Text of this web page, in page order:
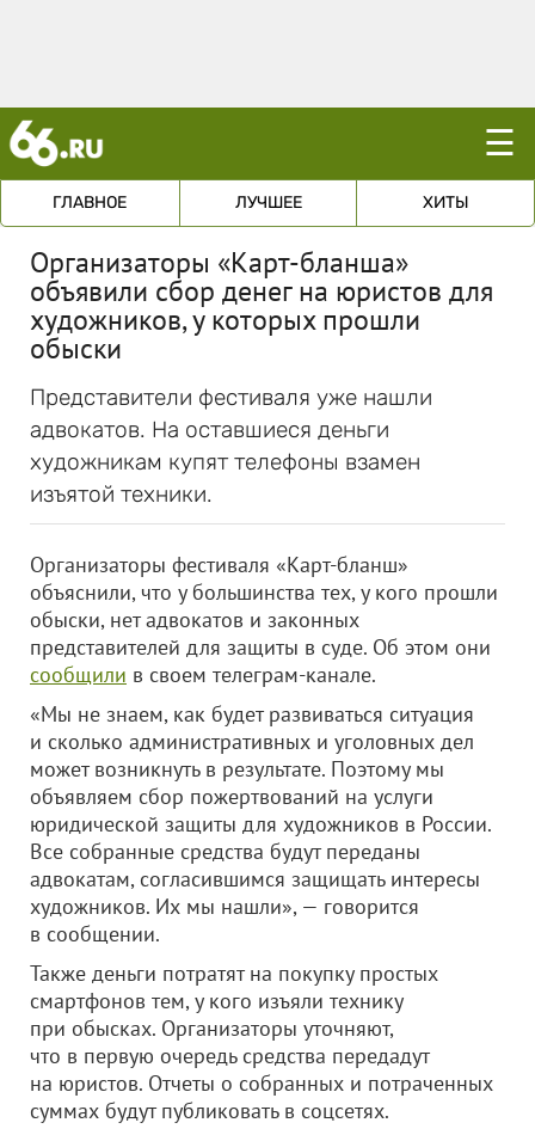
☰
ГЛАВНОЕ ЛУЧШЕЕ ХИТЫ
Организаторы «Карт-бланша»
объявили сбор денег на юристов для
художников, у которых прошли
обыски
Представители фестиваля уже нашли
адвокатов. На оставшиеся деньги
художникам купят телефоны взамен
изъятой техники.
Организаторы фестиваля «Карт-бланш»
объяснили, что у большинства тех, у кого прошли
обыски, нет адвокатов и законных
представителей для защиты в суде. Об этом они
сообщили в своем телеграм-канале.
«Мы не знаем, как будет развиваться ситуация
и сколько административных и уголовных дел
может возникнуть в результате. Поэтому мы
объявляем сбор пожертвований на услуги
юридической защиты для художников в России.
Все собранные средства будут переданы
адвокатам, согласившимся защищать интересы
художников. Их мы нашли», — говорится
в сообщении.
Также деньги потратят на покупку простых
смартфонов тем, у кого изъяли технику
при обысках. Организаторы уточняют,
что в первую очередь средства передадут
на юристов. Отчеты о собранных и потраченных
суммах будут публиковать в соцсетях.